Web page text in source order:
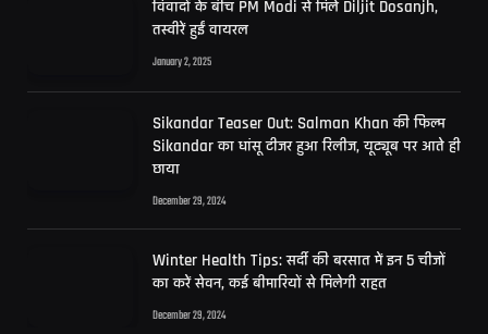
विवादों के बीच PM Modi से मिले Diljit Dosanjh,
तस्वीरें हुईं वायरल
January 2, 2025
Sikandar Teaser Out: Salman Khan की फिल्म
Sikandar का धांसू टीजर हुआ रिलीज, यूट्यूब पर आते ही
छाया
December 29, 2024
Winter Health Tips: सर्दी की बरसात में इन 5 चीजों
का करें सेवन, कई बीमारियों से मिलेगी राहत
December 29, 2024